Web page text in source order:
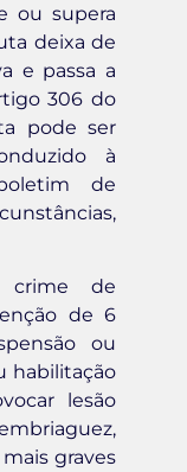
ou supera
deixa de
e passa a
306 do
pode ser
à
de
crime de
de 6
ou
habilitação
lesão
graves